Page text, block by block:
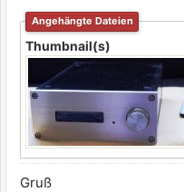
Angehängte Dateien
Thumbnail(s)
Gruß